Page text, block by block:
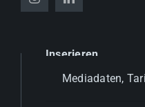
Inserieren
Mediadaten,